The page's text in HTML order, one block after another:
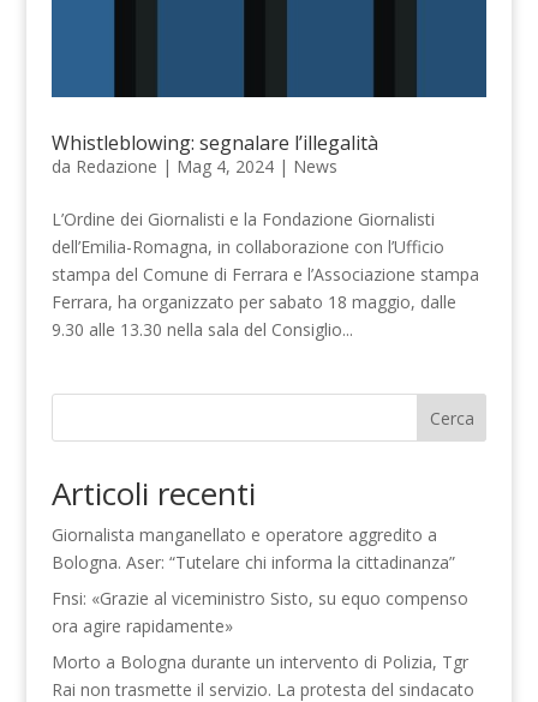
Whistleblowing: segnalare l’illegalità
da Redazione | Mag 4, 2024| News
L’Ordine dei Giornalisti e la Fondazione Giornalisti
dell’Emilia-Romagna, in collaborazione con l’Ufficio
stampa del Comune di Ferrara e l’Associazione stampa
Ferrara, ha organizzato per sabato 18 maggio, dalle
9.30 alle 13.30 nella sala del Consiglio...
Cerca
Articoli recenti
Giornalista manganellato e operatore aggredito a
Bologna. Aser: “Tutelare chi informa la cittadinanza”
Fnsi: «Grazie al viceministro Sisto, su equo compenso
ora agire rapidamente»
Morto a Bologna durante un intervento di Polizia, Tgr
Rai non trasmette il servizio. La protesta del sindacato